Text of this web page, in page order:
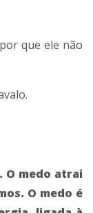
que ele não
O medo atrai
O medo é